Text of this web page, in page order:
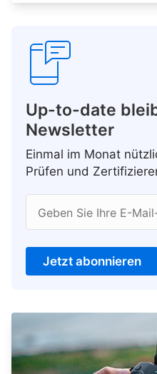
Up-to-date
Newsletter
Einmal im Monat
Prüfen und
Geben Sie Ihre E-
Jetzt abonnieren